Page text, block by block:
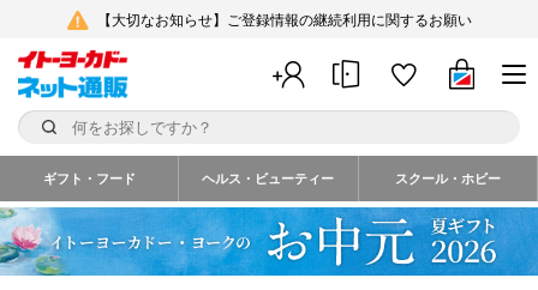
【大切なお知らせ】ご登録情報の継続利用に関するお願い
ギフト・フード ヘルス・ビューティー スクール・ホビー